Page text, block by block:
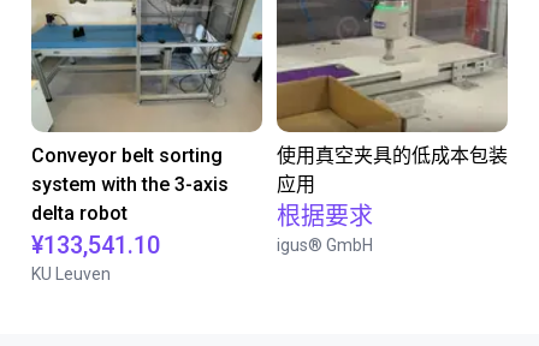
Conveyor belt sorting
system with the 3-axis
delta robot
¥133,541.10
KU Leuven
使用真空夹具的低成本包装
应用
根据要求
igus® GmbH